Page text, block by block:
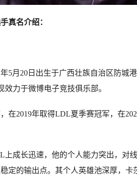
真名介绍：
5月20日出生于广西壮族自治区防城
力于微博电子竞技俱乐部。
在2019年取得LDL夏季赛冠军，在
上成长迅速，他的个人能力突出，对
定的输出点。其个人英雄池深厚，